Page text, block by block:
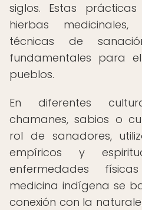
siglos. Estas
hierbas
técnicas de
fundamentales para
pueblos.
En diferentes
chamanes, sabios o
rol de sanadores,
empíricos y
enfermedades
medicina indígena se
conexión con la